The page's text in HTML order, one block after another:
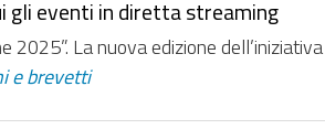
eventi in diretta streaming
La nuova edizione
e brevetti